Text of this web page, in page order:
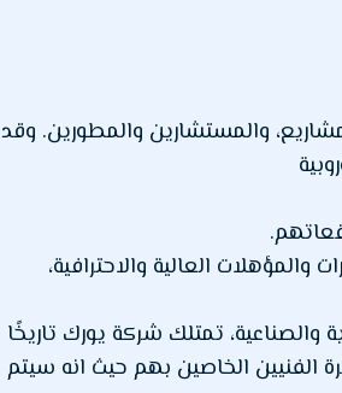
والمستشارين والمطورين. وقد
العالية والاحترافية،
والصناعية، تمتلك شركة يورك تاريخًا
الفنيين الخاصين بهم حيث انه سيتم